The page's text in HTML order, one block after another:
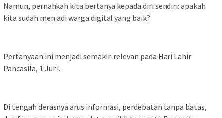
Namun, pernahkah kita bertanya kepada diri sendiri: apakah
kita sudah menjadi warga digital yang baik?
Pertanyaan ini menjadi semakin relevan pada Hari Lahir
Pancasila, 1 Juni.
Di tengah derasnya arus informasi, perdebatan tanpa batas,